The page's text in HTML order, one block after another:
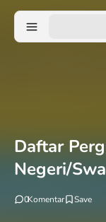
Daftar
Negeri/
0Komentar